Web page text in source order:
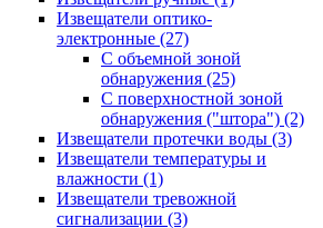
Извещатели оптико-
электронные (27)
С объемной зоной
обнаружения (25)
С поверхностной зоной
обнаружения ("штора") (2)
Извещатели протечки воды (3)
Извещатели температуры и
влажности (1)
Извещатели тревожной
сигнализации (3)